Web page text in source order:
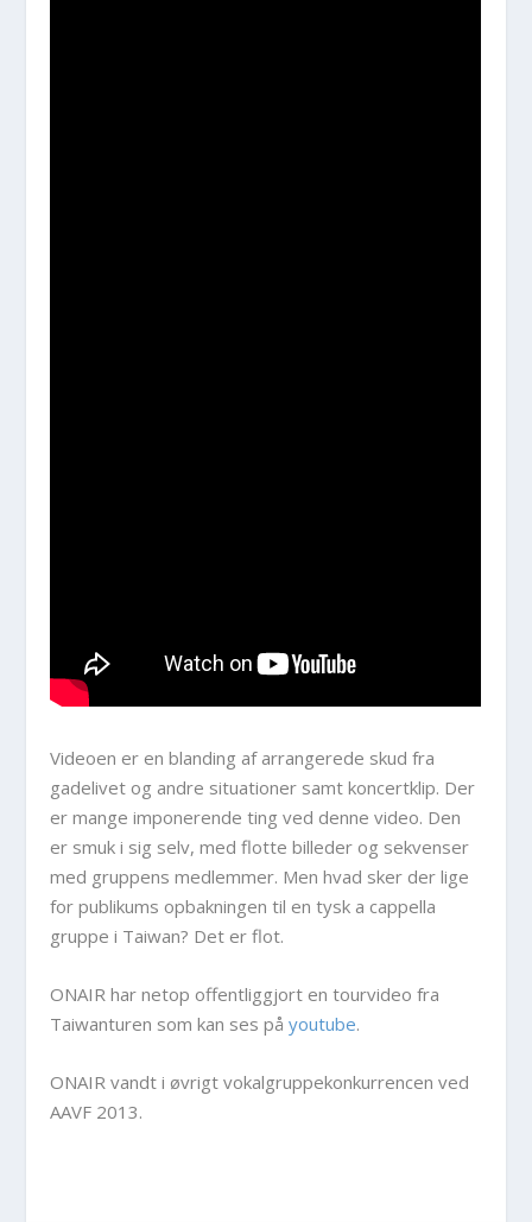
Videoen er en blanding af arrangerede skud fra
gadelivet og andre situationer samt koncertklip. Der
er mange imponerende ting ved denne video. Den
er smuk i sig selv, med flotte billeder og sekvenser
med gruppens medlemmer. Men hvad sker der lige
for publikums opbakningen til en tysk a cappella
gruppe i Taiwan? Det er flot.
ONAIR har netop offentliggjort en tourvideo fra
Taiwanturen som kan ses påyoutube.
ONAIR vandt i øvrigt vokalgruppekonkurrencen ved
AAVF 2013.